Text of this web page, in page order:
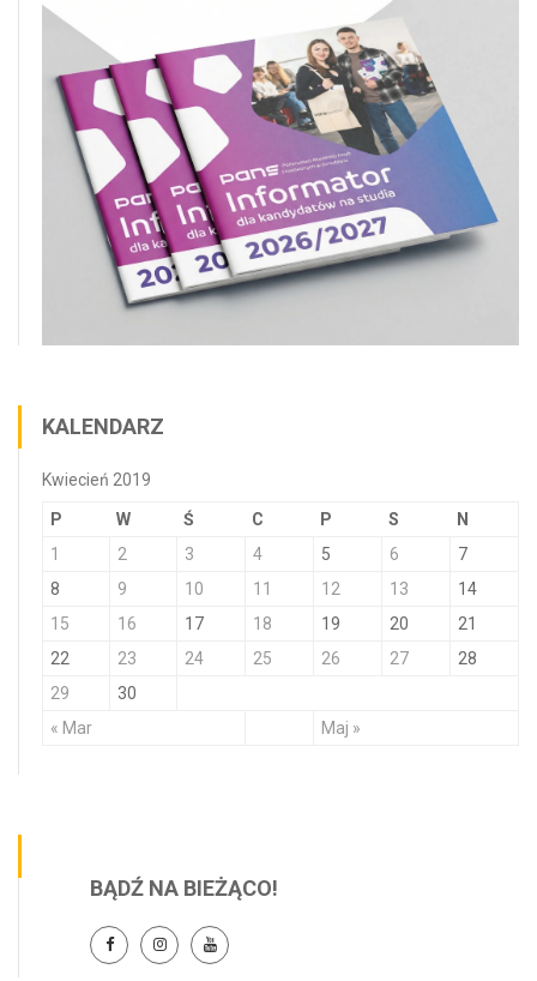
KALENDARZ
Kwiecień 2019
P W Ś C P S N
« Mar Maj »
1 2 3 4 5 6
7
8
9 10 11 12 13
14
15
16 17 18 19 20
21
22
23 24 25 26 27
28
29
30
BĄDŹ NA BIEŻĄCO!